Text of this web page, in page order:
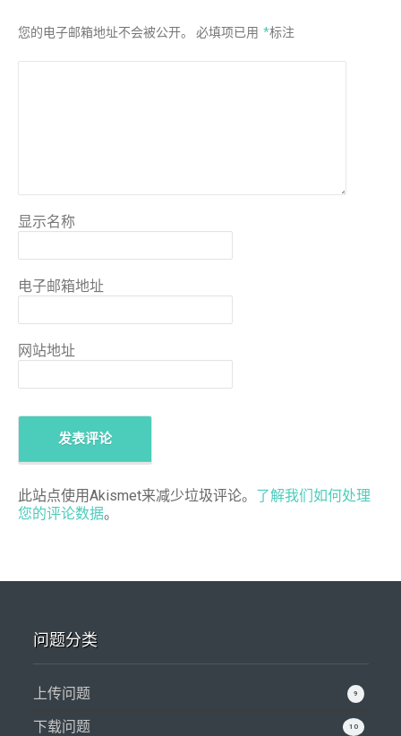
您的电子邮箱地址不会被公开。 必填项已用 *标注
显示名称
电子邮箱地址
网站地址
此站点使用Akismet来减少垃圾评论。 了解我们如何处理
您的评论数据。
问题分类
9
上传问题
10
下载问题